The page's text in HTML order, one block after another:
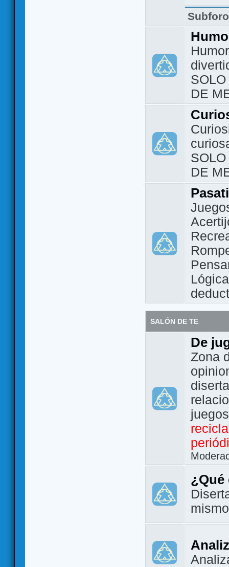
DE
DE
Lógica
SALÓN DE TE
De
Zona
¿Qué